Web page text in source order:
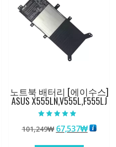
노트북 배터리 [에이수스]
ASUS X555LN,V555L,F555LJ
5.00
로 평가됨
101,249₩ 원
67,537₩현